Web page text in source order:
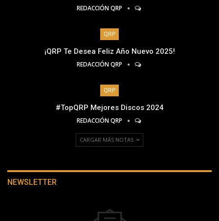
REDACCIÓN QRP
QRP
¡QRP Te Desea Feliz Año Nuevo 2025!
REDACCIÓN QRP
QRP
#TopQRP Mejores Discos 2024
REDACCIÓN QRP
CARGAR MÁS NOTAS
NEWSLETTER